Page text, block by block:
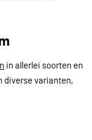
in allerlei soorten en
diverse varianten,